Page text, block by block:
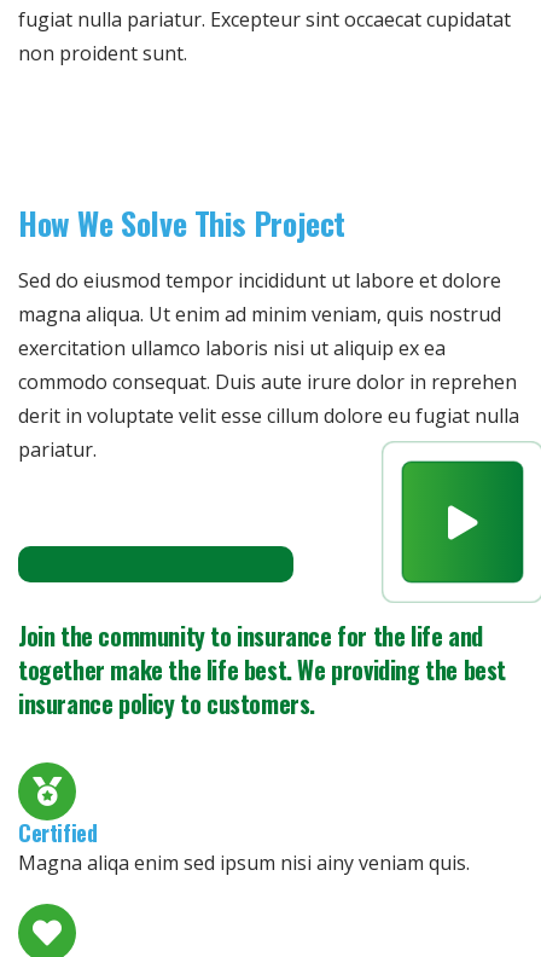
fugiat nulla pariatur. Excepteur sint occaecat cupidatat
non proident sunt.
How We Solve This Project
Sed do eiusmod tempor incididunt ut labore et dolore
magna aliqua. Ut enim ad minim veniam, quis nostrud
exercitation ullamco laboris nisi ut aliquip ex ea
commodo consequat. Duis aute irure dolor in reprehen
derit in voluptate velit esse cillum dolore eu fugiat nulla
pariatur.
Join the community to insurance for the life and
together make the life best. We providing the best
insurance policy to customers.
Certified
Magna aliqa enim sed ipsum nisi ainy veniam quis.